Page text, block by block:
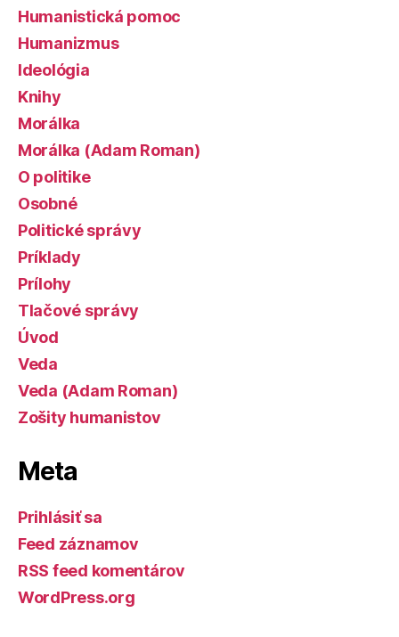
Humanistická pomoc
Humanizmus
Ideológia
Knihy
Morálka
Morálka (Adam Roman)
O politike
Osobné
Politické správy
Príklady
Prílohy
Tlačové správy
Úvod
Veda
Veda (Adam Roman)
Zošity humanistov
Meta
Prihlásiť sa
Feed záznamov
RSS feed komentárov
WordPress.org